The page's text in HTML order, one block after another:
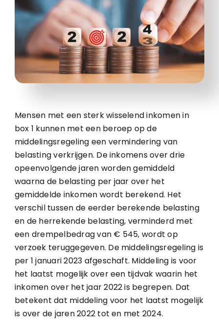
Mensen met een sterk wisselend inkomen in
box 1 kunnen met een beroep op de
middelingsregeling een vermindering van
belasting verkrijgen. De inkomens over drie
opeenvolgende jaren worden gemiddeld
waarna de belasting per jaar over het
gemiddelde inkomen wordt berekend. Het
verschil tussen de eerder berekende belasting
en de herrekende belasting, verminderd met
een drempelbedrag van € 545, wordt op
verzoek teruggegeven. De middelingsregeling is
per 1 januari 2023 afgeschaft. Middeling is voor
het laatst mogelijk over een tijdvak waarin het
inkomen over het jaar 2022 is begrepen. Dat
betekent dat middeling voor het laatst mogelijk
is over de jaren 2022 tot en met 2024.